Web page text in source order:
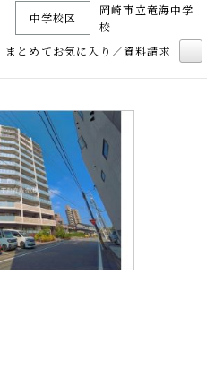
中学校区
岡崎市立竜海中学
校
まとめてお気に入り／資料請求